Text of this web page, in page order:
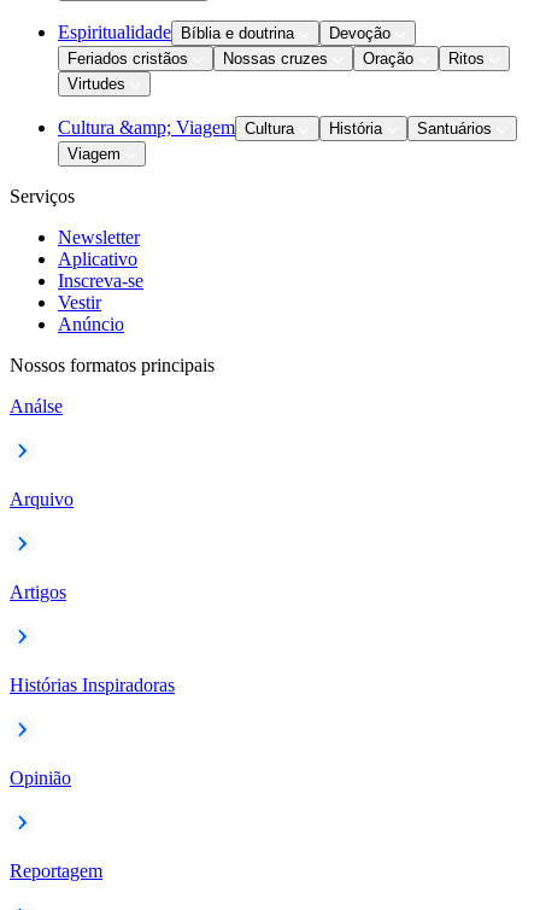
Espiritualidade Bíblia e doutrina
Devoção
Feriados cristãos
Nossas cruzes Oração
Ritos
Virtudes
Cultura &amp; Viagem Cultura História
Santuários
Viagem
Serviços
Newsletter
Aplicativo
Inscreva-se
Vestir
Anúncio
Nossos formatos principais
Análse
Arquivo
Artigos
Histórias Inspiradoras
Opinião
Reportagem